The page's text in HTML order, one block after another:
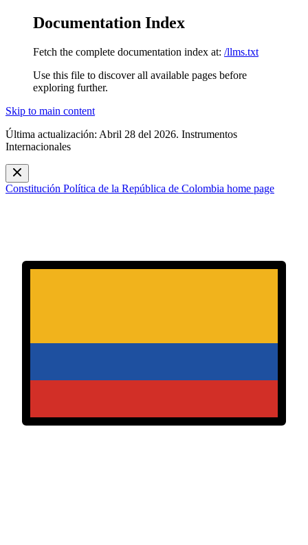
Documentation Index
Fetch the complete documentation index at: /llms.txt
Use this file to discover all available pages before
exploring further.
Skip to main content
Última actualización: Abril 28 del 2026. Instrumentos
Internacionales
Constitución Política de la República de Colombia home page